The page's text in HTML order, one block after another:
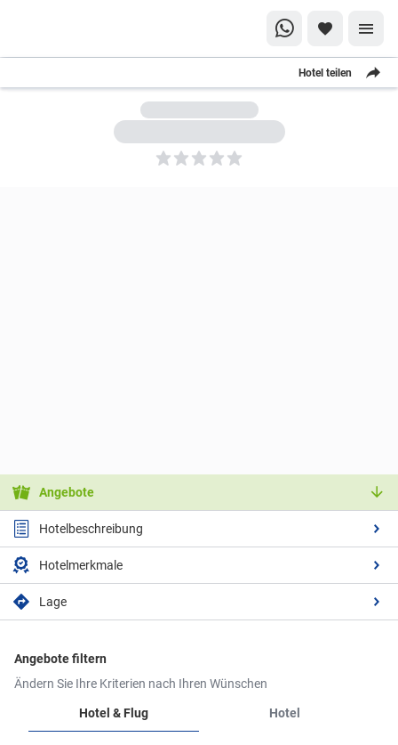
Hotel teilen
5
Angebote
Hotelbeschreibung
Hotelmerkmale
Lage
Angebote filtern
Ändern Sie Ihre Kriterien nach Ihren Wünschen
Hotel & Flug
Hotel